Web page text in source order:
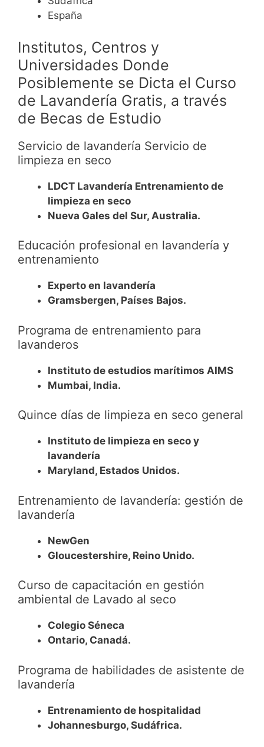
España
Institutos, Centros y
Universidades Donde
Posiblemente se Dicta el Curso
de Lavandería Gratis, a través
de Becas de Estudio
Servicio de lavandería Servicio de
limpieza en seco
LDCT Lavandería Entrenamiento de
limpieza en seco
Nueva Gales del Sur, Australia.
Educación profesional en lavandería y
entrenamiento
Experto en lavandería
Gramsbergen, Países Bajos.
Programa de entrenamiento para
lavanderos
Instituto de estudios marítimos AIMS
Mumbai, India.
Quince días de limpieza en seco general
Instituto de limpieza en seco y
lavandería
Maryland, Estados Unidos.
Entrenamiento de lavandería: gestión de
lavandería
NewGen
Gloucestershire, Reino Unido.
Curso de capacitación en gestión
ambiental de Lavado al seco
Colegio Séneca
Ontario, Canadá.
Programa de habilidades de asistente de
lavandería
Entrenamiento de hospitalidad
Johannesburgo, Sudáfrica.